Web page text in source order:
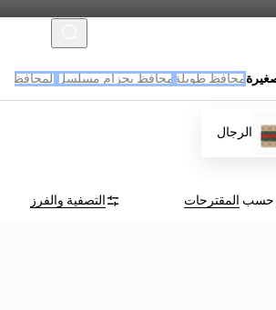
محافظ طويلة محافظ بحزام مسلسل المحافظ
الرجال
حسب المقترحات التصفية والفرز